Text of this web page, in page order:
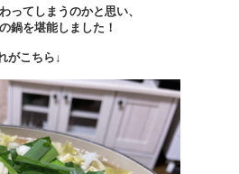
ってしまうのかと思い、
鍋を堪能しました！
がこちら↓